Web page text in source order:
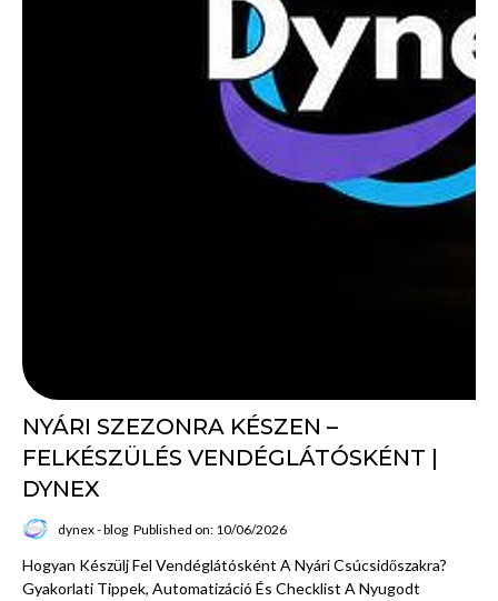
NYÁRI SZEZONRA KÉSZEN –
FELKÉSZÜLÉS VENDÉGLÁTÓSKÉNT |
DYNEX
dynex - blog Published on: 10/06/2026
Hogyan Készülj Fel Vendéglátósként A Nyári Csúcsidőszakra?
Gyakorlati Tippek, Automatizáció És Checklist A Nyugodt